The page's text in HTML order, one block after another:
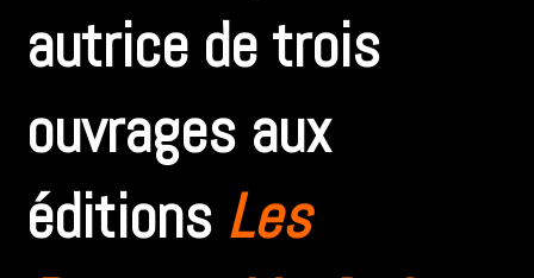
autrice de trois
ouvrages aux
éditions Les